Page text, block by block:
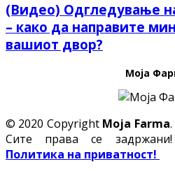
(Видео) Одгледување
– како да направите
вашиот двор?
Моја
© 2020 Copyright Moja Farma.
Сите права се задржани!
Политика на приватност!